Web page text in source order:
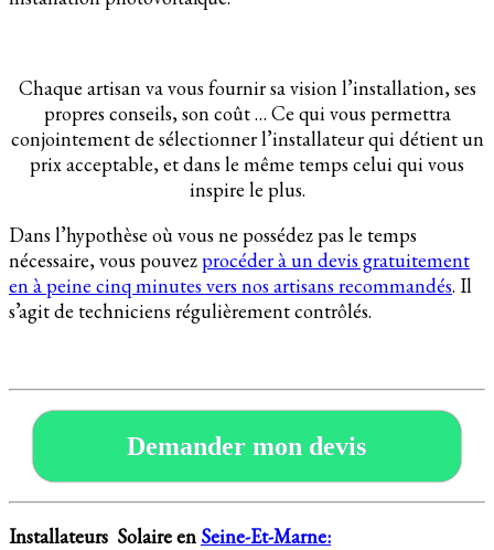
Chaque artisan va vous fournir sa vision l’installation, ses
propres conseils, son coût … Ce qui vous permettra
conjointement de sélectionner l’installateur qui détient un
prix acceptable, et dans le même temps celui qui vous
inspire le plus.
Dans l’hypothèse où vous ne possédez pas le temps
nécessaire, vous pouvezprocéder à un devis gratuitement
en à peine cinq minutes vers nos artisans recommandés. Il
s’agit de techniciens régulièrement contrôlés.
Demander mon devis
Installateurs Solaire en Seine-Et-Marne: